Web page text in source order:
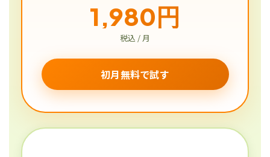
1,980円
税込 / 月
初月無料で試す